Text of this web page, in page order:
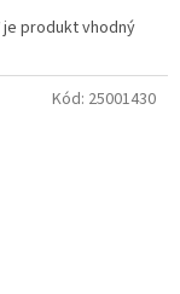
je produkt vhodný
Kód: 25001430